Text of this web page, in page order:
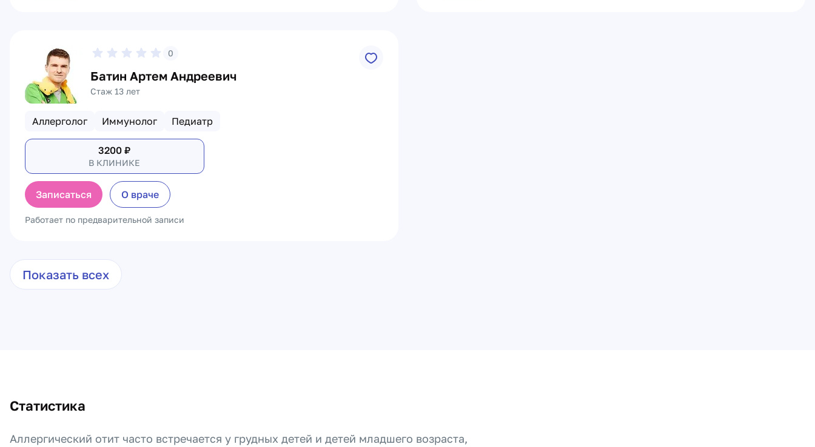
0
Батин Артем Андреевич
Стаж 13 лет
Аллерголог Иммунолог Педиатр
3200 ₽
В КЛИНИКЕ
Записаться О враче
Работает по предварительной записи
Показать всех
Статистика
Аллергический отит часто встречается у грудных детей и детей младшего возраста,